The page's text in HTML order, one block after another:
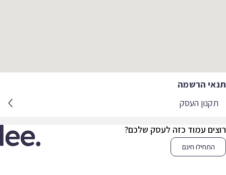
הרשמה
תקנון העסק
עמוד כזה לעסק שלכם?
התחילו חינם